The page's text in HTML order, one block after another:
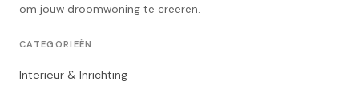
om jouw droomwoning te creëren.
CATEGORIEËN
Interieur & Inrichting